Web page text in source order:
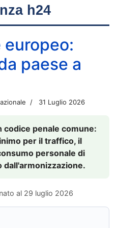
h24
paese a
31 Luglio 2026
codice penale comune:
per il traffico, il
personale di
dall'armonizzazione.
al 29 luglio 2026